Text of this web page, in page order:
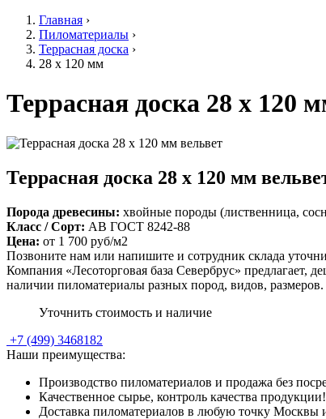
Главная ›
Пиломатериалы ›
Террасная доска ›
28 х 120 мм
Террасная доска 28 х 120
Террасная доска 28 х 120 мм
Порода древесины: хвойные породы (лиственница,
Класс / Сорт: АВ ГОСТ 8242-88
Цена: от 1 700 руб/м2
Позвоните нам или напишите и сотрудник склада
Компания «Лесоторговая база Севербрус» предлагает,
наличии пиломатериалы разных пород, видов,
Уточнить стоимость и наличие
+7 (499) 3468182
Наши преимущества:
Производство пиломатериалов и продажа без
Качественное сырье, контроль качества продукции!
Доставка пиломатериалов в любую точку